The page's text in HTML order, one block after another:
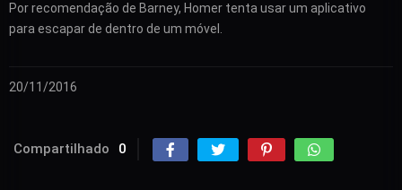
Por recomendação de Barney, Homer tenta usar um aplicativo
para escapar de dentro de um móvel.
20/11/2016
Compartilhado 0